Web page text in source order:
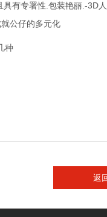
有专署性.包装艳丽.-3D
公仔的多元化
种
返